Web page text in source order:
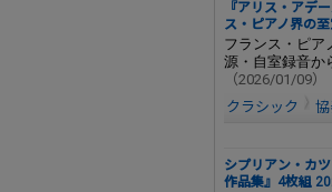
『アリス・アデ
ス・ピアノ界の至
フランス・ピア
源・自室録音か
（2026/01/09）
クラシック
シプリアン・カ
作品集』4枚組